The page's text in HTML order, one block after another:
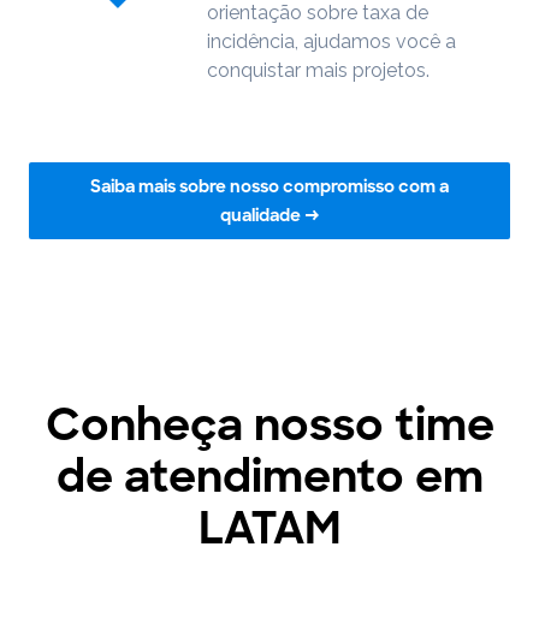
orientação sobre taxa de
incidência, ajudamos você a
conquistar mais projetos.
Saiba mais sobre nosso compromisso com a
qualidade →
Conheça nosso time
de atendimento em
LATAM